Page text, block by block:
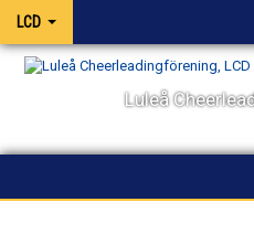
LCD
Luleå